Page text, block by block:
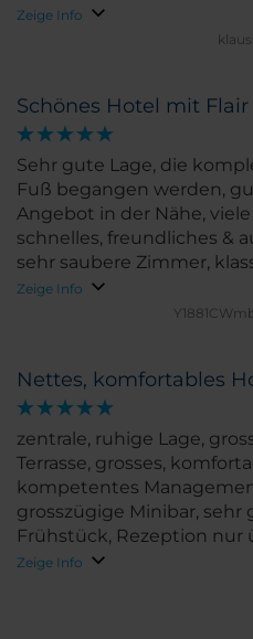
Dachterasse noch einige
bei einem wunderbaren
einem gekühlten
kommen wieder.
Zeige Info
Schönes Hotel mit
Sehr gute Lage, die
Fuß begangen werden,
Angebot in der Nähe,
schnelles, freundliches &
sehr saubere Zimmer,
Zeige Info
Nettes, komfortables
zentrale, ruhige Lage,
Terrasse, grosses,
kompetentes
grosszügige Minibar, sehr
Frühstück, Rezeption nur
erreichbar (kleiner Lift nur
Zeige Info